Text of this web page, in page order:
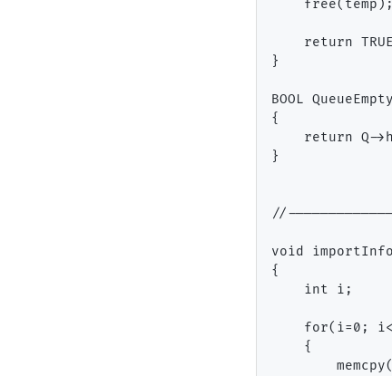
    free(temp);
return
}
BOOL
{
return Q-
}
void
{
    int i;
for(i=0;
    {